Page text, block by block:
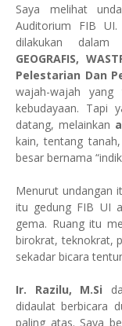
Saya melihat
Auditorium FIB UI.
dilakukan
GEOGRAFIS,
Pelestarian Dan
wajah-wajah
kebudayaan. Tapi
datang, melainkan
kain, tentang
besar bernama
Menurut undangan
itu gedung FIB UI
gema. Ruang itu
birokrat, teknokrat,
sekadar bicara
Ir. Razilu, M.Si
didaulat berbicara
paling atas. Saya